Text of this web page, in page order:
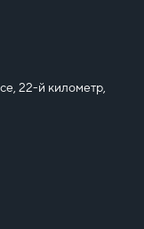
22-й километр,